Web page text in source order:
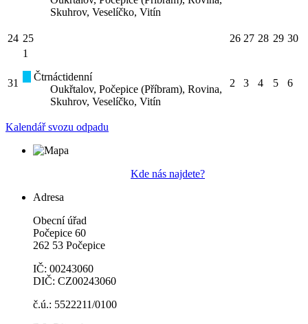
Skuhrov, Veselíčko, Vitín
24 25 26 27 28 29 30
31
1
Čtrnáctidenní
Oukřtalov, Počepice (Příbram), Rovina,
Skuhrov, Veselíčko, Vitín
2 3 4 5 6
Kalendář svozu odpadu
Kde nás najdete?
Adresa
Obecní úřad
Počepice 60
262 53 Počepice
IČ: 00243060
DIČ: CZ00243060
č.ú.: 5522211/0100